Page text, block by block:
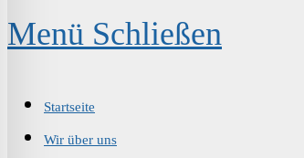
umschalten
Menü Schließen
Startseite
Wir über uns